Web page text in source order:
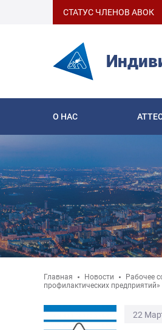
СТАТУС ЧЛЕНОВ АВОК
О НАС
Главная Новости
Рабочее
профилактических предприятий»
22